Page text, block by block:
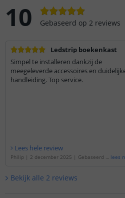
10 Gebaseerd op 2 reviews
Ledstrip boekenkast
Simpel te installeren dankzij de
meegeleverde accessoires en
handleiding. Top service.
Lees hele review
Philip | 2 december 2025 | Gebaseerd o
lees
Bekijk alle 2 reviews